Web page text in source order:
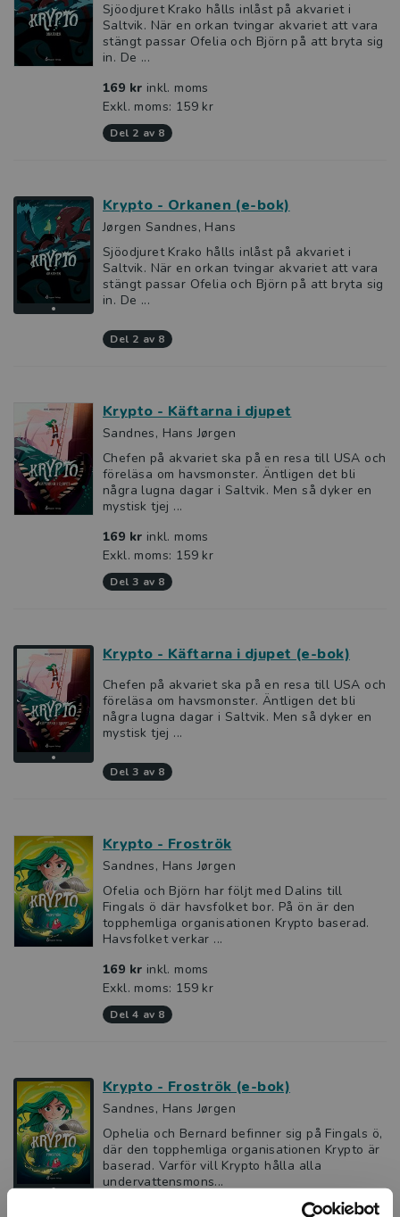
Sjöodjuret Krako hålls inlåst på akvariet i
Saltvik. När en orkan tvingar akvariet att vara
stängt passar Ofelia och Björn på att bryta sig
in. De ...
169 kr inkl. moms
Exkl. moms: 159 kr
del 2 av 8
Krypto - Orkanen (e-bok)
Jørgen Sandnes, Hans
Sjöodjuret Krako hålls inlåst på akvariet i
Saltvik. När en orkan tvingar akvariet att vara
stängt passar Ofelia och Björn på att bryta sig
in. De ...
del 2 av 8
Krypto - Käftarna i djupet
Sandnes, Hans Jørgen
Chefen på akvariet ska på en resa till USA och
föreläsa om havsmonster. Äntligen det bli
några lugna dagar i Saltvik. Men så dyker en
mystisk tjej ...
169 kr inkl. moms
Exkl. moms: 159 kr
del 3 av 8
Krypto - Käftarna i djupet (e-bok)
Chefen på akvariet ska på en resa till USA och
föreläsa om havsmonster. Äntligen det bli
några lugna dagar i Saltvik. Men så dyker en
mystisk tjej ...
del 3 av 8
Krypto - Froströk
Sandnes, Hans Jørgen
Ofelia och Björn har följt med Dalins till
Fingals ö där havsfolket bor. På ön är den
topphemliga organisationen Krypto baserad.
Havsfolket verkar ...
169 kr inkl. moms
Exkl. moms: 159 kr
del 4 av 8
Krypto - Froströk (e-bok)
Sandnes, Hans Jørgen
Ophelia och Bernard befinner sig på Fingals ö,
där den topphemliga organisationen Krypto är
baserad. Varför vill Krypto hålla alla
undervattensmons...